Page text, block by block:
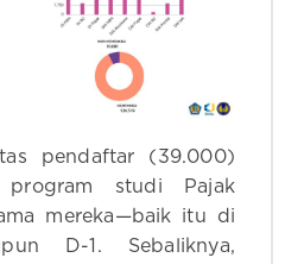
pendaftar (39.000)
program studi Pajak
mereka—baik itu di
D-1. Sebaliknya,